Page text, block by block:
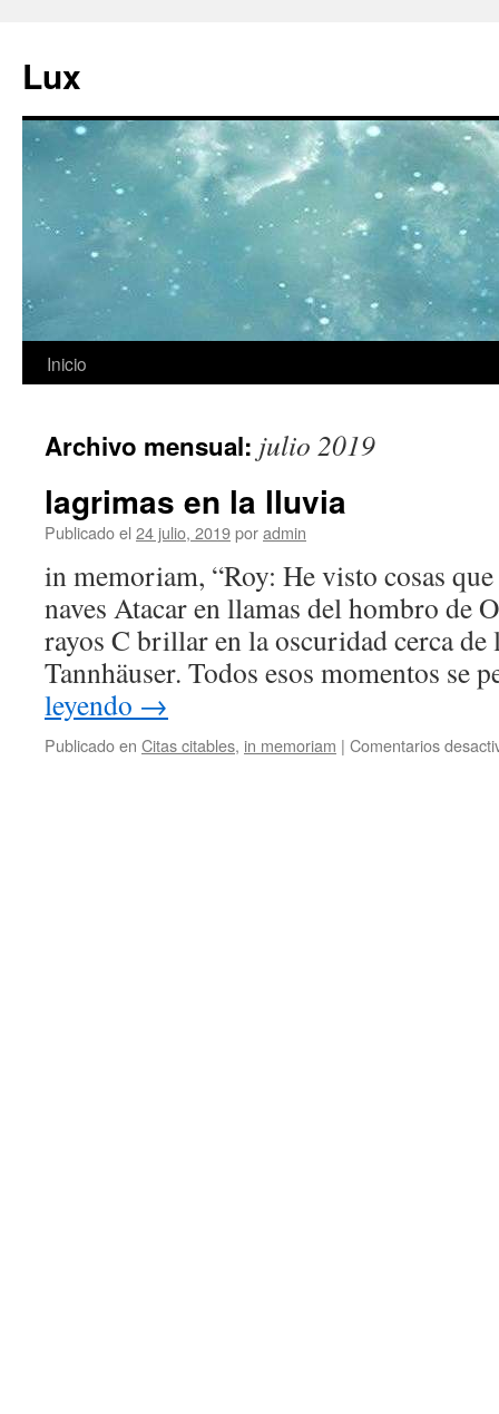
contenido
Lux
Inicio
Archivo mensual: julio 2019
lagrimas en la lluvia
Publicado el 24 julio, 2019poradmin
in memoriam, “Roy: He visto cosas
naves Atacar en llamas del hombro de
rayos C brillar en la oscuridad cerca de
Tannhäuser. Todos esos momentos se
leyendo →
Publicado en Citas citables, in memoriam | Comentarios